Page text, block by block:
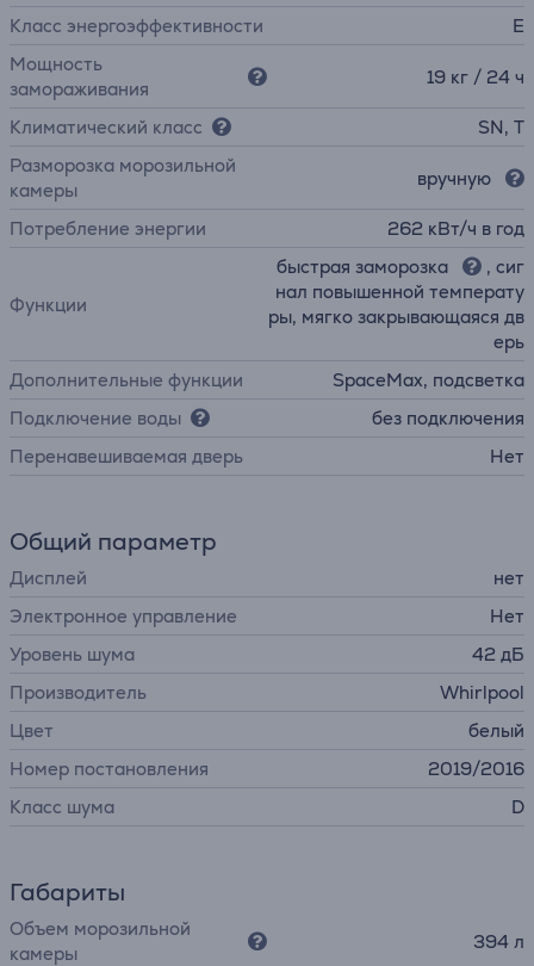
Класс энергоэффективности
E
Мощность
замораживания
19 кг / 24 ч
Климатический класс
SN, T
Разморозка морозильной
камеры
вручную
Потребление энергии 262 кВт/ч в год
Функции
быстрая заморозка
, сиг
нал повышенной температу
ры, мягко закрывающаяся дв
ерь
Дополнительные функции
SpaceMax, подсветка
Подключение воды
без подключения
Перенавешиваемая дверь
Нет
Общий параметр
Дисплей
нет
Электронное управление
Нет
Уровень шума
42 дБ
Производитель
Whirlpool
Цвет
белый
Номер постановления
2019/2016
Класс шума
D
Габариты
Объем морозильной
камеры
394 л